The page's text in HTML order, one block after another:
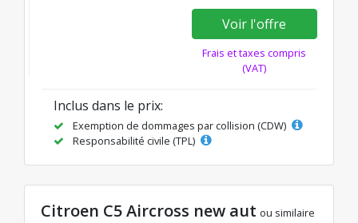
Voir l'offre
Frais et taxes compris
(VAT)
Inclus dans le prix:
Exemption de dommages par collision (CDW)
Responsabilité civile (TPL)
Citroen C5 Aircross new aut ou similaire